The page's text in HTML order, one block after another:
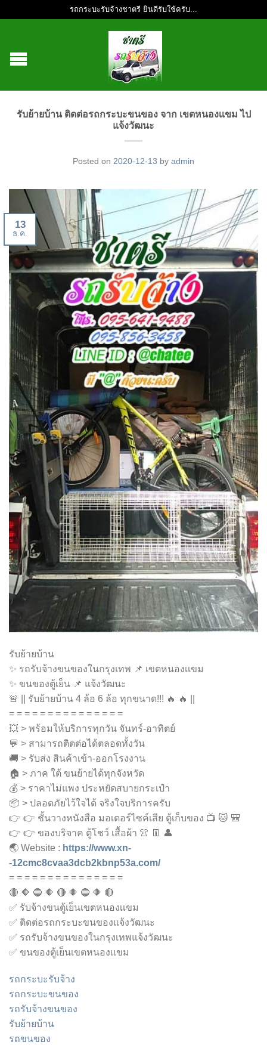
รถกระบะรับจ้างชาตรี ยินดีรับใช้ครับ...
รับย้ายบ้าน ติดต่อรถกระบะขนของ จาก เขตหนองเเขม ไป
แจ้งวัฒนะ
Posted on 2020-12-13 by admin
13
ธ.ค.
รับย้ายบ้าน
✨ รถรับจ้างขนของในกรุงเทพ 📌 เขตหนองเเขม
✨ ขนของตู้เย็น 📌 แจ้งวัฒนะ
🚨 || รับย้ายบ้าน 4 ล้อ 6 ล้อ ทุกขนาด!!! 🔥 🔥 ||
= = = = = = = = = = = = = = =
💥 > พร้อมให้บริการทุกวัน จันทร์-อาทิตย์
💬 > สามารถติตต่อได้ตลอดทั้งวัน
🚚 > รับส่ง สินค้าเข้า-ออกโรงงาน
🏠 > ภาค ใต้ ขนย้ายได้ทุกจังหวัด
💰 > ราคาไม่แพง ประหยัดสบายกระเป๋า
📦 > ปลอดภัยไว้ใจได้ จริงใจบริการครับ
👉 👉 ชั้นวางหนังสือ มอเตอร์ไซค์เสีย ตู้เก็บของ 📺 🐱 🎒
👉 👉 ของบริจาค ตู้โชว์ เสื้อผ้า 👚 👖 👤
🌏 Website : https://www.xn-
-12cmc8cvaa3dcb2kbnp53a.com/
= = = = = = = = = = = = = = =
🔴 🔶 🔵 🔶 🔴 🔶 🔵 🔶 🔴
✅ รับจ้างขนตู้เย็นเขตหนองเเขม
✅ ติดต่อรถกระบะขนของแจ้งวัฒนะ
✅ รถรับจ้างขนของในกรุงเทพแจ้งวัฒนะ
✅ ขนของตู้เย็นเขตหนองเเขม
รถกระบะรับจ้าง
รถกระบะขนของ
รถรับจ้างขนของ
รับย้ายบ้าน
รถขนของ